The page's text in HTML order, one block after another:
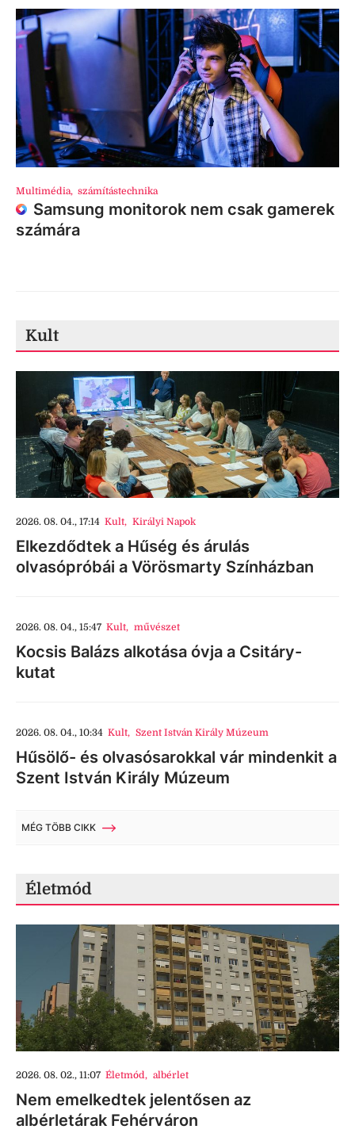
Multimédia, számítástechnika
Samsung monitorok nem csak gamerek
számára
Kult
2026. 08. 04., 17:14 Kult, Királyi Napok
Elkezdődtek a Hűség és árulás
olvasópróbái a Vörösmarty Színházban
2026. 08. 04., 15:47 Kult, művészet
Kocsis Balázs alkotása óvja a Csitáry-
kutat
2026. 08. 04., 10:34 Kult, Szent István Király Múzeum
Hűsölő- és olvasósarokkal vár mindenkit a
Szent István Király Múzeum
MÉG TÖBB CIKK
Életmód
2026. 08. 02., 11:07 Életmód, albérlet
Nem emelkedtek jelentősen az
albérletárak Fehérváron